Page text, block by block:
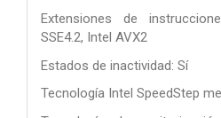
Extensiones de
SSE4.2, Intel AVX2
Estados de inactividad: Sí
Tecnología Intel SpeedStep